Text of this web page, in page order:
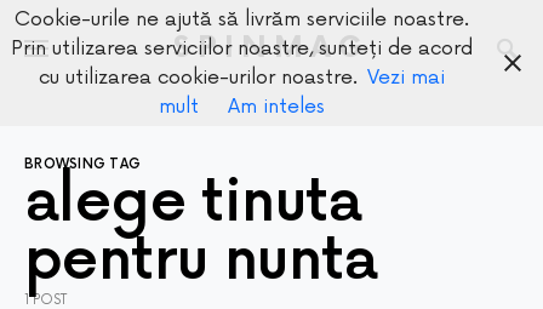
SPINMAG
BROWSING TAG
alege tinuta
pentru nunta
1 POST
Cookie-urile ne ajută să livrăm serviciile noastre.
Prin utilizarea serviciilor noastre, sunteți de acord
cu utilizarea cookie-urilor noastre. Vezi mai
mult
Am inteles